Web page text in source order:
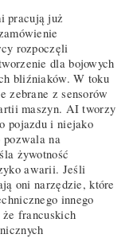
pracują już
rozpoczęli
dla bojowych
bliźniaków. W toku
zebrane z sensorów
maszyn. AI tworzy
pojazdu i niejako
pozwala na
żywotność
awarii. Jeśli
oni narzędzie, które
innego
francuskich